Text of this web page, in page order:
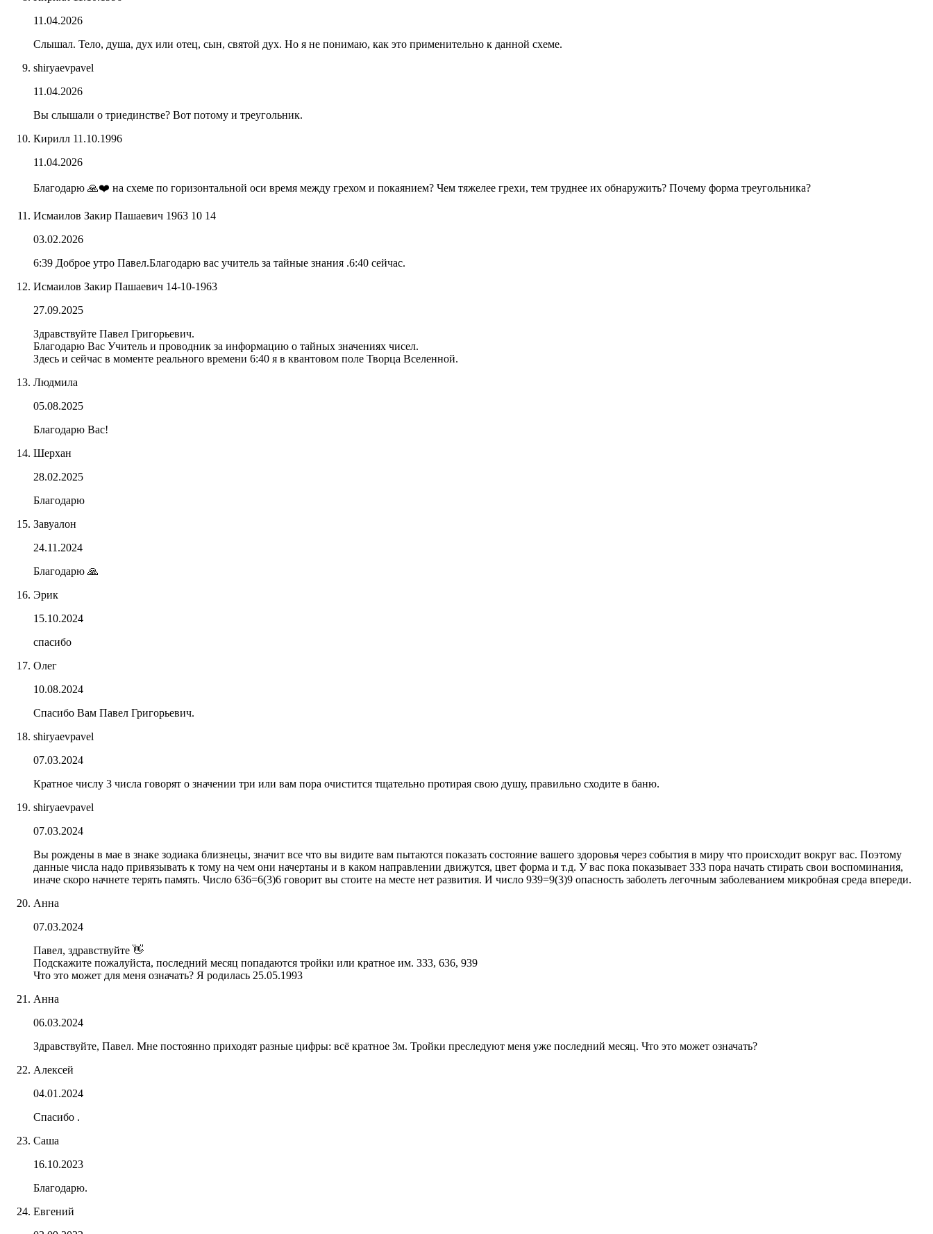
11.04.2026
Слышал. Тело, душа, дух или отец, сын, святой дух. Но я не понимаю, как это применительно к данной схеме.
shiryaevpavel
11.04.2026
Вы слышали о триединстве? Вот потому и треугольник.
Кирилл 11.10.1996
11.04.2026
Благодарю 🙏❤️ на схеме по горизонтальной оси время между грехом и покаянием? Чем тяжелее грехи, тем труднее их обнаружить? Почему форма треугольника?
Исмаилов Закир Пашаевич 1963 10 14
03.02.2026
6:39 Доброе утро Павел.Благодарю вас учитель за тайные знания .6:40 сейчас.
Исмаилов Закир Пашаевич 14-10-1963
27.09.2025
Здравствуйте Павел Григорьевич.
Благодарю Вас Учитель и проводник за информацию о тайных значениях чисел.
Здесь и сейчас в моменте реального времени 6:40 я в квантовом поле Творца Вселенной.
Людмила
05.08.2025
Благодарю Вас!
Шерхан
28.02.2025
Благодарю
Завуалон
24.11.2024
Благодарю 🙏
Эрик
15.10.2024
спасибо
Олег
10.08.2024
Спасибо Вам Павел Григорьевич.
shiryaevpavel
07.03.2024
Кратное числу 3 числа говорят о значении три или вам пора очистится тщательно протирая свою душу, правильно сходите в баню.
shiryaevpavel
07.03.2024
Вы рождены в мае в знаке зодиака близнецы, значит все что вы видите вам пытаются показать состояние вашего здоровья через события в миру что происходит вокруг вас. Поэтому
данные числа надо привязывать к тому на чем они начертаны и в каком направлении движутся, цвет форма и т.д. У вас пока показывает 333 пора начать стирать свои воспоминания,
иначе скоро начнете терять память. Число 636=6(3)6 говорит вы стоите на месте нет развития. И число 939=9(3)9 опасность заболеть легочным заболеванием микробная среда впереди.
Анна
07.03.2024
Павел, здравствуйте 👋
Подскажите пожалуйста, последний месяц попадаются тройки или кратное им. 333, 636, 939
Что это может для меня означать? Я родилась 25.05.1993
Анна
06.03.2024
Здравствуйте, Павел. Мне постоянно приходят разные цифры: всё кратное 3м. Тройки преследуют меня уже последний месяц. Что это может означать?
Алексей
04.01.2024
Спасибо .
Саша
16.10.2023
Благодарю.
Евгений